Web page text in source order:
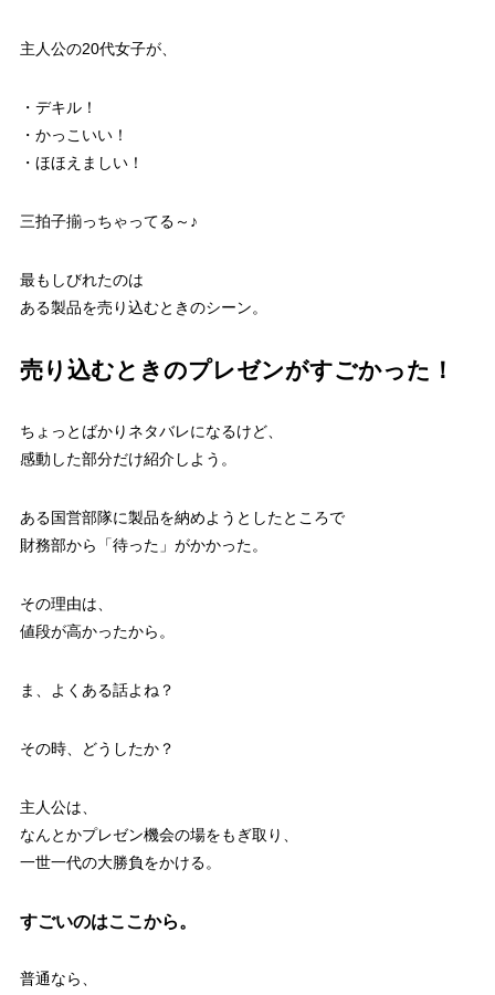
主人公の20代女子が、
・デキル！
・かっこいい！
・ほほえましい！
三拍子揃っちゃってる～♪
最もしびれたのは
ある製品を売り込むときのシーン。
売り込むときのプレゼンがすごかった！
ちょっとばかりネタバレになるけど、
感動した部分だけ紹介しよう。
ある国営部隊に製品を納めようとしたところで
財務部から「待った」がかかった。
その理由は、
値段が高かったから。
ま、よくある話よね？
その時、どうしたか？
主人公は、
なんとかプレゼン機会の場をもぎ取り、
一世一代の大勝負をかける。
すごいのはここから。
普通なら、